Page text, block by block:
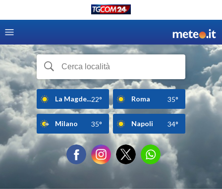
La Magde...22° Roma 35°
Milano 35° Napoli 34°